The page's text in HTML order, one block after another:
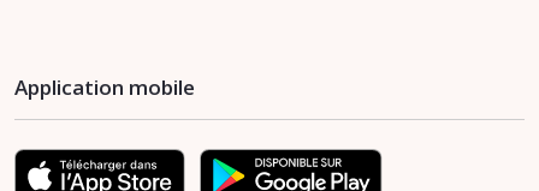
Application mobile